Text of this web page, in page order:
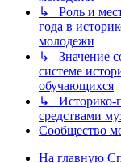
↳ Роль и
года в
молодежи
↳ Значение
системе
обучающихся
↳ Историко-
средствами
Сообщество
На главную